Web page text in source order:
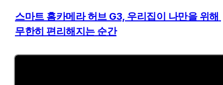
스마트 홈카메라 허브 G3, 우리집이 나만을 위해
무한히 편리해지는 순간